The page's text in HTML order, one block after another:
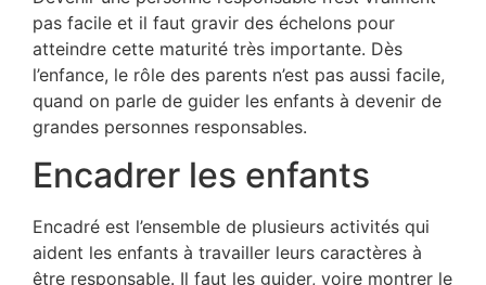
pas facile et il faut gravir des échelons pour
atteindre cette maturité très importante. Dès
l’enfance, le rôle des parents n’est pas aussi facile,
quand on parle de guider les enfants à devenir de
grandes personnes responsables.
Encadrer les enfants
Encadré est l’ensemble de plusieurs activités qui
aident les enfants à travailler leurs caractères à
être responsable. Il faut les guider, voire montrer le